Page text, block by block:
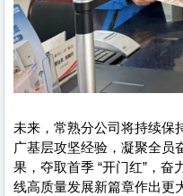
未来，常熟分公司将持续保
广基层攻坚经验，凝聚全员
果，夺取首季 “开门红”，奋
线高质量发展新篇章作出更